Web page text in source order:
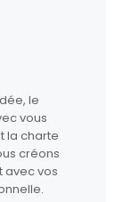
le
vous
la charte
créons
avec vos